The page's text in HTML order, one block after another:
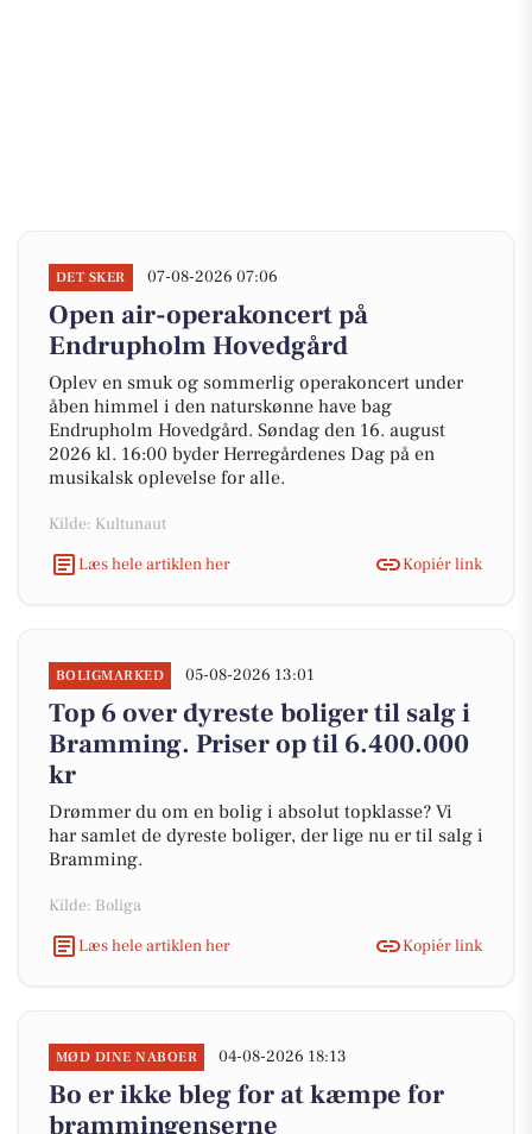
DET SKER 07-08-2026 07:06
Open air-operakoncert på
Endrupholm Hovedgård
Oplev en smuk og sommerlig operakoncert under
åben himmel i den naturskønne have bag
Endrupholm Hovedgård. Søndag den 16. august
2026 kl. 16:00 byder Herregårdenes Dag på en
musikalsk oplevelse for alle.
Kilde: Kultunaut
Læs hele artiklen her
Kopiér link
BOLIGMARKED 05-08-2026 13:01
Top 6 over dyreste boliger til salg i
Bramming. Priser op til 6.400.000
kr
Drømmer du om en bolig i absolut topklasse? Vi
har samlet de dyreste boliger, der lige nu er til salg i
Bramming.
Kilde: Boliga
Læs hele artiklen her
Kopiér link
MØD DINE NABOER 04-08-2026 18:13
Bo er ikke bleg for at kæmpe for
brammingenserne